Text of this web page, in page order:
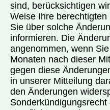
sind, berücksichtigen
Weise Ihre
Sie über solche
informieren. Die
angenommen, wenn
Monaten nach dieser
gegen diese
in unserer Mitteilung
den Änderungen